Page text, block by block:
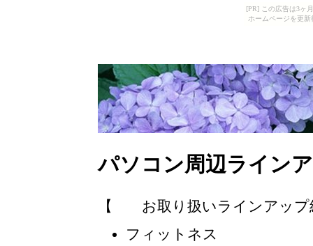
[PR] この広告は3ヶ
ホームページを更
パソコン周辺ライン
【 お取り扱いラインアッ
フィットネス